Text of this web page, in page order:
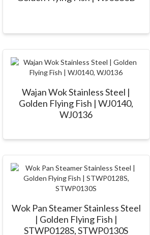
Wajan Wok Stainless Steel |
Golden Flying Fish | WJ0140,
WJ0136
Wok Pan Steamer Stainless Steel
| Golden Flying Fish |
STWP0128S, STWP0130S